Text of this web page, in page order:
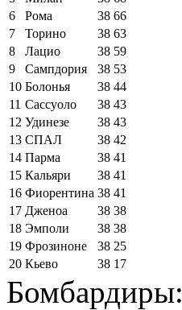
6
Рома 38 66
7
Торино 38 63
8
Лацио 38 59
9
Сампдория 38 53
10 Болонья 38 44
11 Сассуоло 38 43
12 Удинезе 38 43
13 СПАЛ 38 42
14 Парма 38 41
15 Кальяри 38 41
16 Фиорентина 38 41
17 Дженоа 38 38
18 Эмполи 38 38
19 Фрозиноне 38 25
20 Кьево 38 17
Бомбардиры: